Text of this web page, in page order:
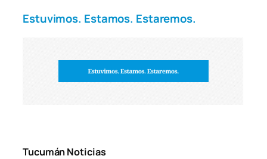
Estuvimos. Estamos. Estaremos.
Tucumán Noticias